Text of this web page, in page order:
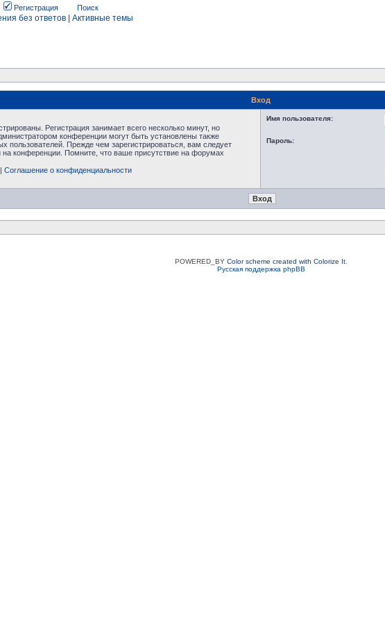
Регистрация Поиск
без ответов Активные темы
Вход
Регистрация занимает всего несколько минут, но
конференции могут быть установлены также
пользователей. Прежде чем зарегистрироваться, вам следует
конференции. Помните, что ваше присутствие на форумах
Соглашение о конфиденциальности
Имя пользователя:
Пароль:
POWERED_BY Color scheme created with Colorize It.
Русская поддержка phpBB